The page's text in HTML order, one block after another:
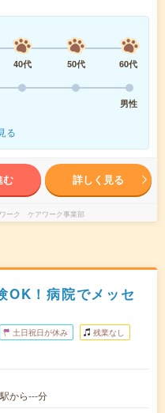
40代 50代
60代
男性
る
む 詳しく見る
ーク ケアワーク事業部
！病院でメッセ
土日祝日が休み 残業なし
から---分